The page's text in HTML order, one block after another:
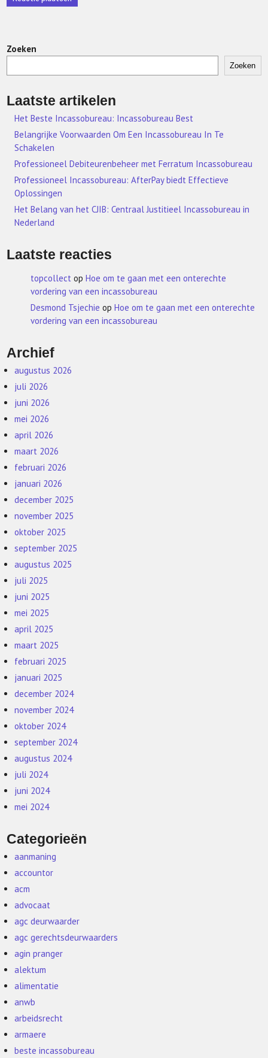
Zoeken
Zoeken
Laatste artikelen
Het Beste Incassobureau: Incassobureau Best
Belangrijke Voorwaarden Om Een Incassobureau In Te
Schakelen
Professioneel Debiteurenbeheer met Ferratum Incassobureau
Professioneel Incassobureau: AfterPay biedt Effectieve
Oplossingen
Het Belang van het CJIB: Centraal Justitieel Incassobureau in
Nederland
Laatste reacties
topcollect opHoe om te gaan met een onterechte
vordering van een incassobureau
Desmond Tsjechie opHoe om te gaan met een onterechte
vordering van een incassobureau
Archief
augustus 2026
juli 2026
juni 2026
mei 2026
april 2026
maart 2026
februari 2026
januari 2026
december 2025
november 2025
oktober 2025
september 2025
augustus 2025
juli 2025
juni 2025
mei 2025
april 2025
maart 2025
februari 2025
januari 2025
december 2024
november 2024
oktober 2024
september 2024
augustus 2024
juli 2024
juni 2024
mei 2024
Categorieën
aanmaning
accountor
acm
advocaat
agc deurwaarder
agc gerechtsdeurwaarders
agin pranger
alektum
alimentatie
anwb
arbeidsrecht
armaere
beste incassobureau